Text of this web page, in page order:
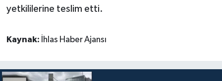
yetkililerine teslim etti.
Kaynak: İhlas Haber Ajansı